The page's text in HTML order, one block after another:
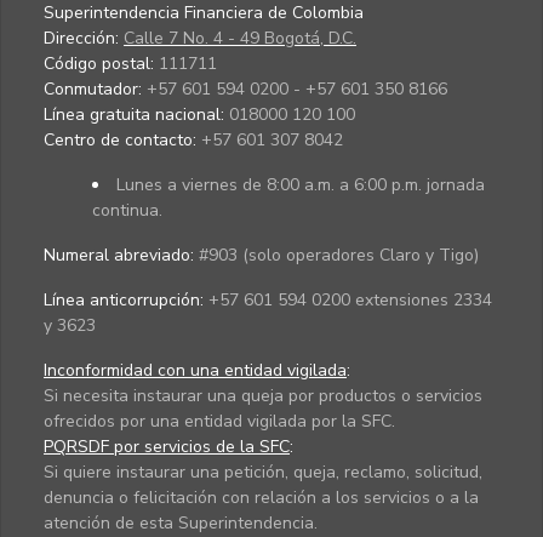
Superintendencia Financiera de Colombia
Dirección: Calle 7 No. 4 - 49 Bogotá, D.C.
Código postal: 111711
Conmutador: +57 601 594 0200 - +57 601 350 8166
Línea gratuita nacional: 018000 120 100
Centro de contacto: +57 601 307 8042
Lunes a viernes de 8:00 a.m. a 6:00 p.m. jornada
continua.
Numeral abreviado: #903 (solo operadores Claro y Tigo)
Línea anticorrupción: +57 601 594 0200 extensiones 2334
y 3623
Inconformidad con una entidad vigilada:
Si necesita instaurar una queja por productos o servicios
ofrecidos por una entidad vigilada por la SFC.
PQRSDF por servicios de la SFC:
Si quiere instaurar una petición, queja, reclamo, solicitud,
denuncia o felicitación con relación a los servicios o a la
atención de esta Superintendencia.